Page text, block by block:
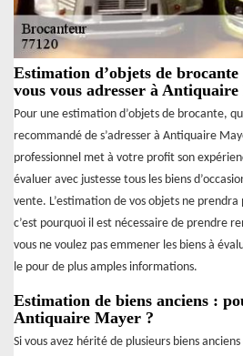
Estimation d’objets de
vous vous adresser à
Pour une estimation d’objets de brocante,
recommandé de s’adresser à Antiquaire
professionnel met à votre profit son
évaluer avec justesse tous les biens
vente. L’estimation de vos objets ne
c’est pourquoi il est nécessaire de prendre
vous ne voulez pas emmener les biens à
le pour de plus amples informations.
Estimation de biens anciens :
Antiquaire Mayer ?
Si vous avez hérité de plusieurs biens